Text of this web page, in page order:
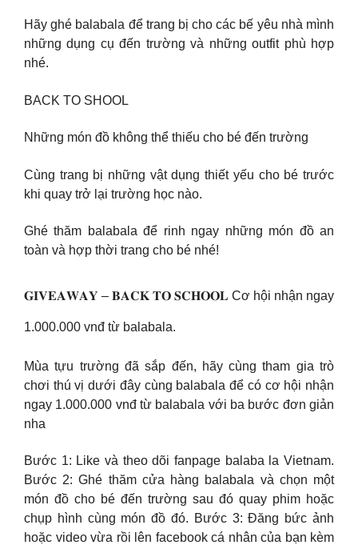
Hãy ghé balabala để trang bị cho các bế yêu nhà mình
những dụng cụ đến trường và những outfit phù hợp
nhé.
BACK TO SHOOL
Những món đồ không thể thiếu cho bé đến trường
Cùng trang bị những vật dụng thiết yếu cho bé trước
khi quay trở lại trường học nào.
Ghé thăm balabala để rinh ngay những món đồ an
toàn và hợp thời trang cho bé nhé!
𝐆𝐈𝐕𝐄𝐀𝐖𝐀𝐘 – 𝐁𝐀𝐂𝐊 𝐓𝐎 𝐒𝐂𝐇𝐎𝐎𝐋 Cơ hội nhận ngay
1.000.000 vnđ từ balabala.
Mùa tựu trường đã sắp đến, hãy cùng tham gia trò
chơi thú vị dưới đây cùng balabala để có cơ hội nhận
ngay 1.000.000 vnđ từ balabala với ba bước đơn giản
nha
Bước 1: Like và theo dõi fanpage balaba la Vietnam.
Bước 2: Ghé thăm cửa hàng balabala và chọn một
món đồ cho bé đến trường sau đó quay phim hoặc
chụp hình cùng món đồ đó. Bước 3: Đăng bức ảnh
hoặc video vừa rồi lên facebook cá nhân của bạn kèm